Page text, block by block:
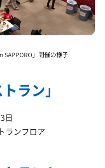
SAPPORO」開催の様子
ラン」
日
ランフロア